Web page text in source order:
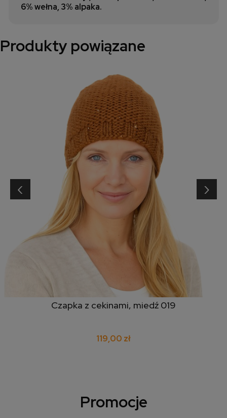
6% wełna, 3% alpaka.
Produkty powiązane
Czapka z cekinami, miedź 019
119,00 zł
‹ ›
Promocje